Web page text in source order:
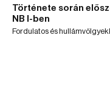
Története során
NB I-ben
Fordulatos és